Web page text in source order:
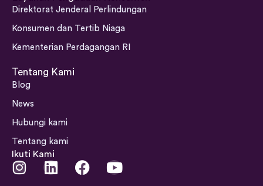
Direktorat Jenderal Perlindungan
Konsumen dan Tertib Niaga
Kementerian Perdagangan RI
Tentang Kami
Blog
News
Hubungi kami
Tentang kami
Ikuti Kami
I
L
F
Y